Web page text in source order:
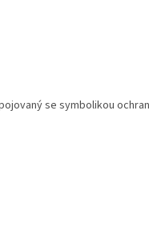
se symbolikou